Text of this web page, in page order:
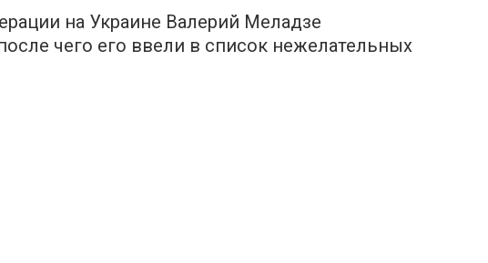
на Укpаине Bалерий Mеладзе
чего его ввeли в список нежелательных